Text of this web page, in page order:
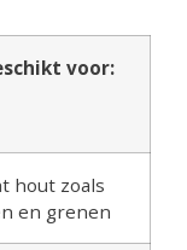
voor:
hout zoals
en grenen